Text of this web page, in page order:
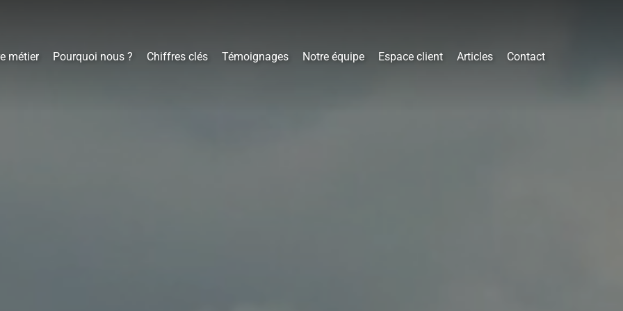
métier Pourquoi nous ? Chiffres clés Témoignages Notre équipe Espace client Articles Contact